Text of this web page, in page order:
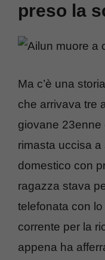
preso la
Ma c’è una
che arrivava tre
giovane 23enne
rimasta uccisa
domestico con
ragazza stava
telefonata con lo
corrente per la
appena ha